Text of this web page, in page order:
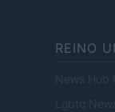
REINO
News Hub
Lgbtq